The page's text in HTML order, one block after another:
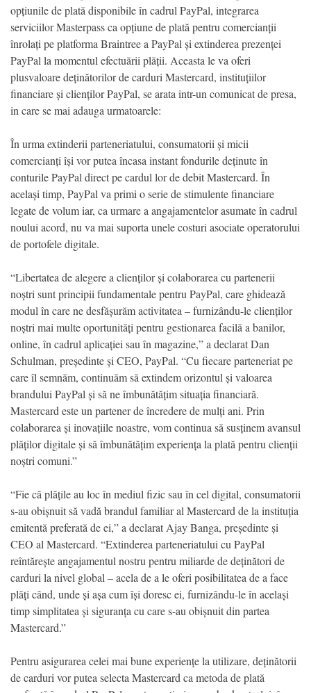
opțiunile de plată disponibile în cadrul PayPal, integrarea
serviciilor Masterpass ca opțiune de plată pentru comercianții
înrolați pe platforma Braintree a PayPal și extinderea prezenței
PayPal la momentul efectuării plății. Aceasta le va oferi
plusvaloare deținătorilor de carduri Mastercard, instituțiilor
financiare și clienților PayPal, se arata intr-un comunicat de presa,
in care se mai adauga urmatoarele:
În urma extinderii parteneriatului, consumatorii și micii
comercianți își vor putea încasa instant fondurile deținute în
conturile PayPal direct pe cardul lor de debit Mastercard. În
același timp, PayPal va primi o serie de stimulente financiare
legate de volum iar, ca urmare a angajamentelor asumate în cadrul
noului acord, nu va mai suporta unele costuri asociate operatorului
de portofele digitale.
“Libertatea de alegere a clienților și colaborarea cu partenerii
noștri sunt principii fundamentale pentru PayPal, care ghidează
modul în care ne desfășurăm activitatea – furnizându-le clienților
noștri mai multe oportunități pentru gestionarea facilă a banilor,
online, în cadrul aplicației sau în magazine,” a declarat Dan
Schulman, președinte și CEO, PayPal. “Cu fiecare parteneriat pe
care îl semnăm, continuăm să extindem orizontul și valoarea
brandului PayPal și să ne îmbunătățim situația financiară.
Mastercard este un partener de încredere de mulți ani. Prin
colaborarea și inovațiile noastre, vom continua să susținem avansul
plăților digitale și să îmbunătățim experiența la plată pentru clienții
noștri comuni.”
“Fie că plățile au loc în mediul fizic sau în cel digital, consumatorii
s-au obișnuit să vadă brandul familiar al Mastercard de la instituția
emitentă preferată de ei,” a declarat Ajay Banga, președinte și
CEO al Mastercard. “Extinderea parteneriatului cu PayPal
reîntărește angajamentul nostru pentru miliarde de deținători de
carduri la nivel global – acela de a le oferi posibilitatea de a face
plăți când, unde și așa cum își doresc ei, furnizându-le în același
timp simplitatea și siguranța cu care s-au obișnuit din partea
Mastercard.”
Pentru asigurarea celei mai bune experiențe la utilizare, deținătorii
de carduri vor putea selecta Mastercard ca metoda de plată